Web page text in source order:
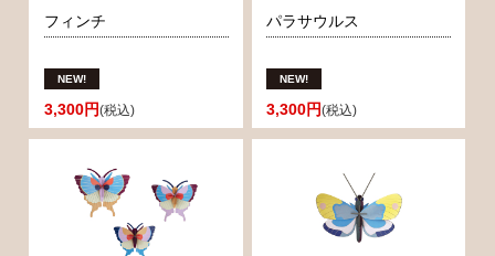
フィンチ
3,300円(税込)
パラサウルス
3,300円(税込)